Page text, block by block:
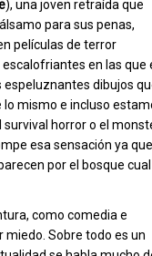
), una joven retraída que
para sus penas,
películas de terror
en las que
dibujos
lo mismo e incluso
horror o el
esa sensación ya que
por el bosque cual
como comedia e
miedo. Sobre todo es un